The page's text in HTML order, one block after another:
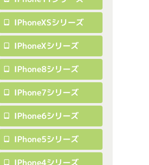
IPhoneXSシリーズ
IPhoneXシリーズ
IPhone8シリーズ
IPhone7シリーズ
IPhone6シリーズ
IPhone5シリーズ
IPhone4シリーズ